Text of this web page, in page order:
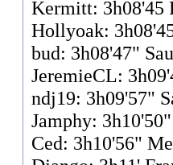
Kermitt: 3h08'45
Hollyoak:
bud: 3h08'47"
JeremieCL:
ndj19: 3h09'57"
Jamphy:
Ced: 3h10'56"